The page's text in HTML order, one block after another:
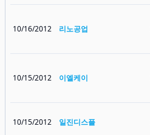
10/16/2012 리노공업
10/15/2012 이엘케이
10/15/2012 일진디스플